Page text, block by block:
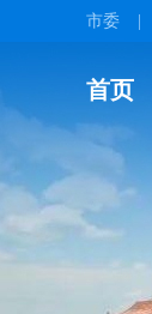
市委
首页